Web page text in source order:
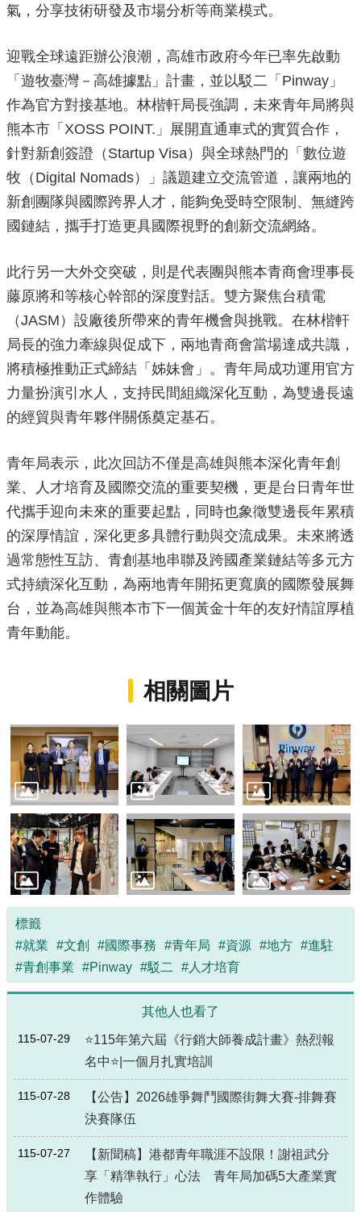
氣，分享技術研發及市場分析等商業模式。
迎戰全球遠距辦公浪潮，高雄市政府今年已率先啟動
「遊牧臺灣－高雄據點」計畫，並以駁二「Pinway」
作為官方對接基地。林楷軒局長強調，未來青年局將與
熊本市「XOSS POINT.」展開直通車式的實質合作，
針對新創簽證（Startup Visa）與全球熱門的「數位遊
牧（Digital Nomads）」議題建立交流管道，讓兩地的
新創團隊與國際跨界人才，能夠免受時空限制、無縫跨
國鏈結，攜手打造更具國際視野的創新交流網絡。
此行另一大外交突破，則是代表團與熊本青商會理事長
藤原將和等核心幹部的深度對話。雙方聚焦台積電
（JASM）設廠後所帶來的青年機會與挑戰。在林楷軒
局長的強力牽線與促成下，兩地青商會當場達成共識，
將積極推動正式締結「姊妹會」。青年局成功運用官方
力量扮演引水人，支持民間組織深化互動，為雙邊長遠
的經貿與青年夥伴關係奠定基石。
青年局表示，此次回訪不僅是高雄與熊本深化青年創
業、人才培育及國際交流的重要契機，更是台日青年世
代攜手迎向未來的重要起點，同時也象徵雙邊長年累積
的深厚情誼，深化更多具體行動與交流成果。未來將透
過常態性互訪、青創基地串聯及跨國產業鏈結等多元方
式持續深化互動，為兩地青年開拓更寬廣的國際發展舞
台，並為高雄與熊本市下一個黃金十年的友好情誼厚植
青年動能。
相關圖片
標籤
#就業
#文創 #國際事務 #青年局 #資源 #地方 #進駐
#青創事業
#Pinway #駁二 #人才培育
其他人也看了
115-07-29
⭐115年第六屆《行銷大師養成計畫》熱烈報
名中⭐|一個月扎實培訓
115-07-28
【公告】2026雄爭舞鬥國際街舞大賽-排舞賽
決賽隊伍
115-07-27
【新聞稿】港都青年職涯不設限！謝祖武分
享「精準執行」心法 青年局加碼5大產業實
作體驗